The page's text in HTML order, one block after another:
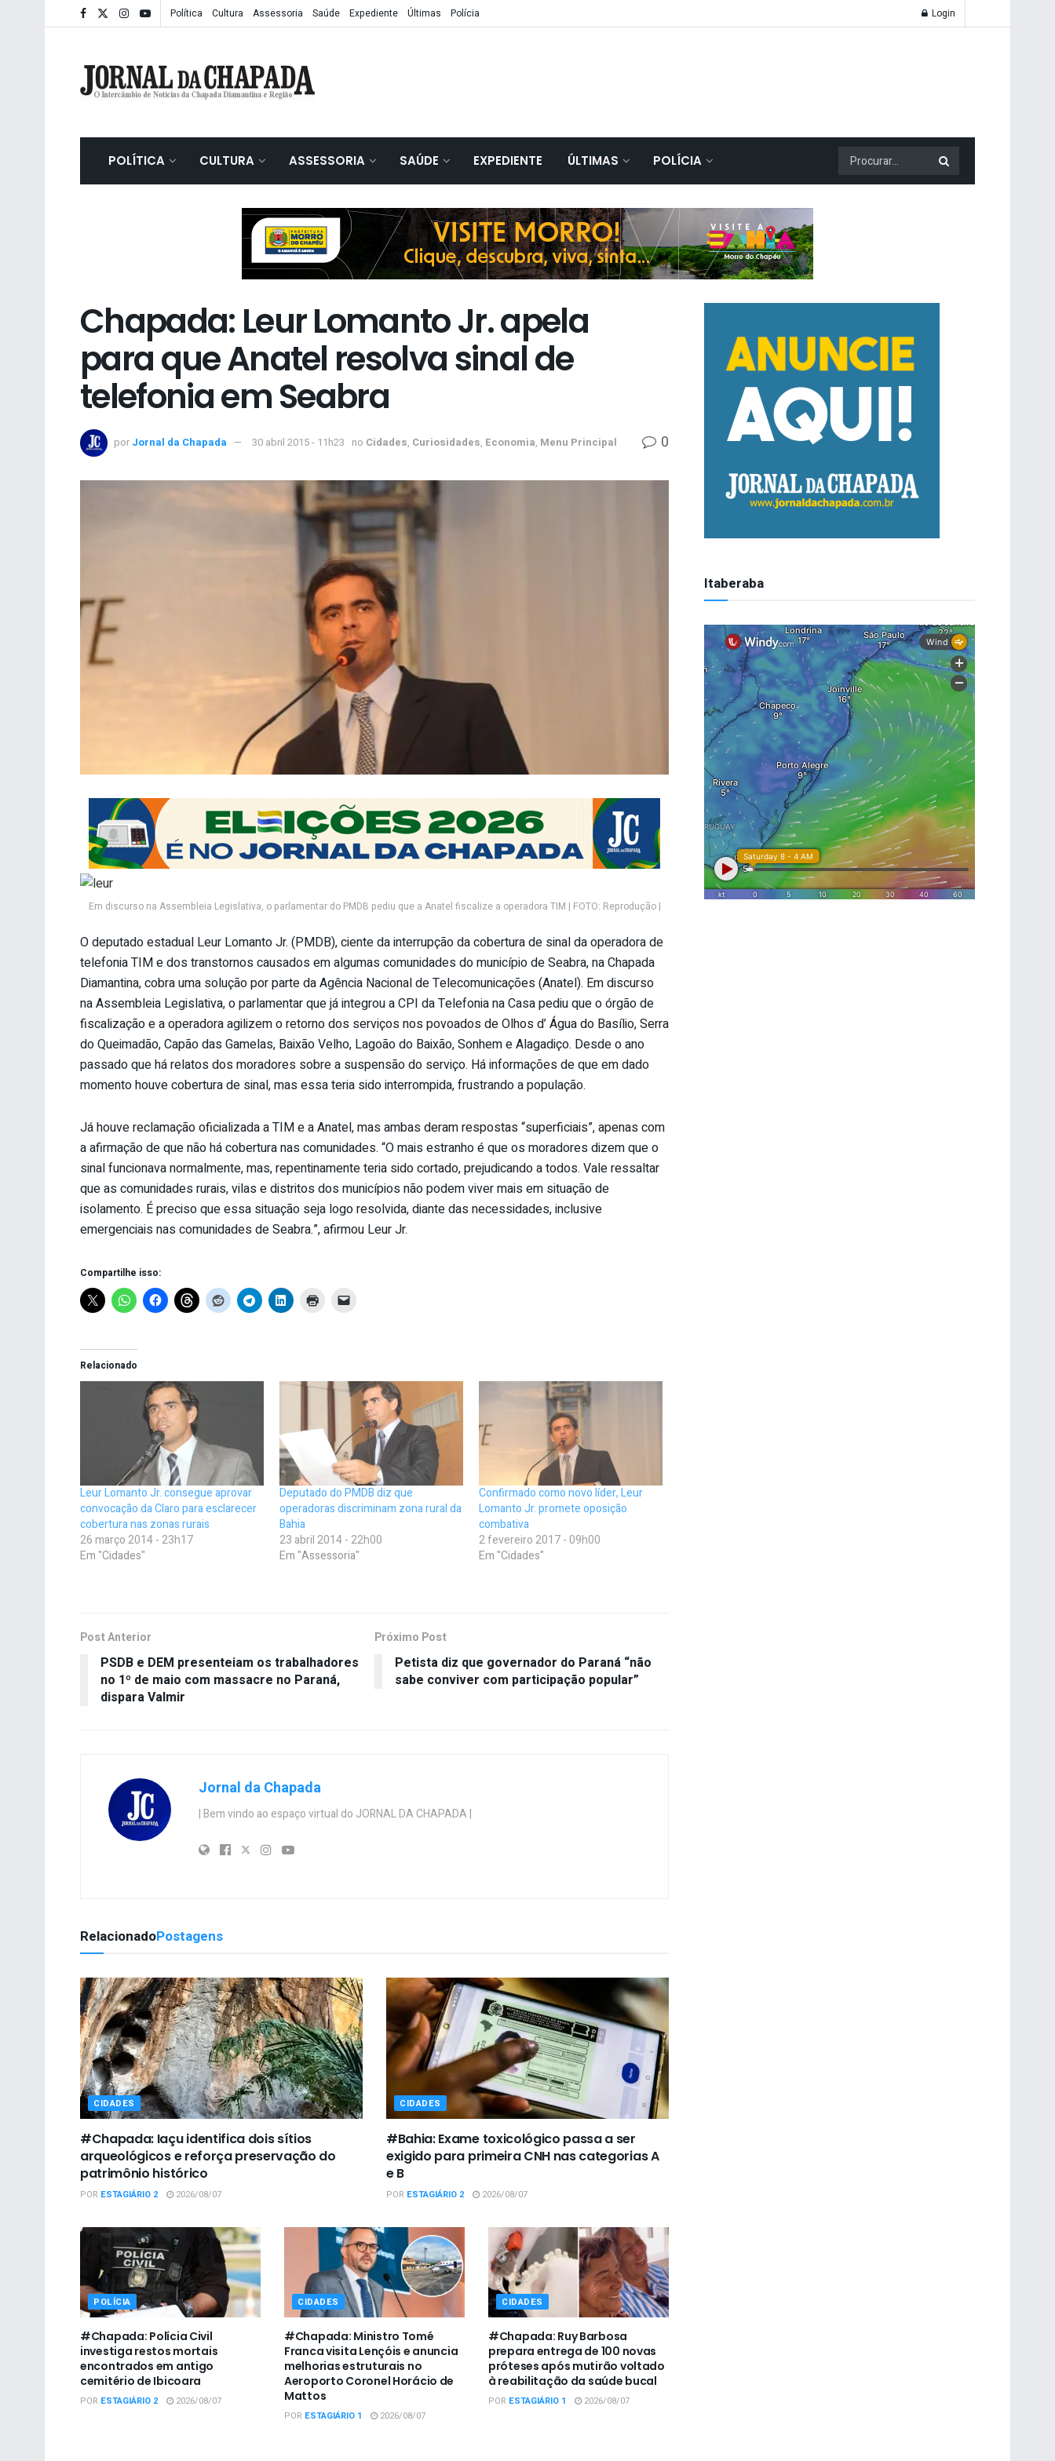
Política Cultura Assessoria Saúde Expediente Últimas Polícia Login
POLÍTICA CULTURA ASSESSORIA SAÚDE EXPEDIENTE ÚLTIMAS POLÍCIA
Chapada: Leur Lomanto Jr. apela
para que Anatel resolva sinal de
telefonia em Seabra
por Jornal da Chapada 30 abril 2015 - 11h23 no Cidades, Curiosidades, Economia, Menu Principal 0
Em discurso na Assembleia Legislativa, o parlamentar do PMDB pediu que a Anatel fiscalize a operadora TIM | FOTO: Reprodução |
O deputado estadual Leur Lomanto Jr. (PMDB), ciente da interrupção da cobertura de sinal da operadora de
telefonia TIM e dos transtornos causados em algumas comunidades do município de Seabra, na Chapada
Diamantina, cobra uma solução por parte da Agência Nacional de Telecomunicações (Anatel). Em discurso
na Assembleia Legislativa, o parlamentar que já integrou a CPI da Telefonia na Casa pediu que o órgão de
fiscalização e a operadora agilizem o retorno dos serviços nos povoados de Olhos d’ Água do Basílio, Serra
do Queimadão, Capão das Gamelas, Baixão Velho, Lagoão do Baixão, Sonhem e Alagadiço. Desde o ano
passado que há relatos dos moradores sobre a suspensão do serviço. Há informações de que em dado
momento houve cobertura de sinal, mas essa teria sido interrompida, frustrando a população.
Já houve reclamação oficializada a TIM e a Anatel, mas ambas deram respostas “superficiais”, apenas com
a afirmação de que não há cobertura nas comunidades. “O mais estranho é que os moradores dizem que o
sinal funcionava normalmente, mas, repentinamente teria sido cortado, prejudicando a todos. Vale ressaltar
que as comunidades rurais, vilas e distritos dos municípios não podem viver mais em situação de
isolamento. É preciso que essa situação seja logo resolvida, diante das necessidades, inclusive
emergenciais nas comunidades de Seabra.”, afirmou Leur Jr.
Compartilhe isso:
Relacionado
Leur Lomanto Jr. consegue aprovar
convocação da Claro para esclarecer
cobertura nas zonas rurais
26 março 2014 - 23h17
Em "Cidades"
Deputado do PMDB diz que
operadoras discriminam zona rural da
Bahia
23 abril 2014 - 22h00
Em "Assessoria"
Confirmado como novo líder, Leur
Lomanto Jr. promete oposição
combativa
2 fevereiro 2017 - 09h00
Em "Cidades"
Post Anterior
PSDB e DEM presenteiam os trabalhadores
no 1º de maio com massacre no Paraná,
dispara Valmir
Próximo Post
Petista diz que governador do Paraná “não
sabe conviver com participação popular”
Jornal da Chapada
| Bem vindo ao espaço virtual do JORNAL DA CHAPADA |
RelacionadoPostagens
CIDADES
#Chapada: Iaçu identifica dois sítios
arqueológicos e reforça preservação do
patrimônio histórico
POR ESTAGIÁRIO 2 2026/08/07
CIDADES
#Bahia: Exame toxicológico passa a ser
exigido para primeira CNH nas categorias A
e B
POR ESTAGIÁRIO 2 2026/08/07
POLÍCIA
#Chapada: Polícia Civil
investiga restos mortais
encontrados em antigo
cemitério de Ibicoara
POR ESTAGIÁRIO 2 2026/08/07
CIDADES
#Chapada: Ministro Tomé
Franca visita Lençóis e anuncia
melhorias estruturais no
Aeroporto Coronel Horácio de
Mattos
POR ESTAGIÁRIO 1 2026/08/07
CIDADES
#Chapada: Ruy Barbosa
prepara entrega de 100 novas
próteses após mutirão voltado
à reabilitação da saúde bucal
POR ESTAGIÁRIO 1 2026/08/07
Itaberaba